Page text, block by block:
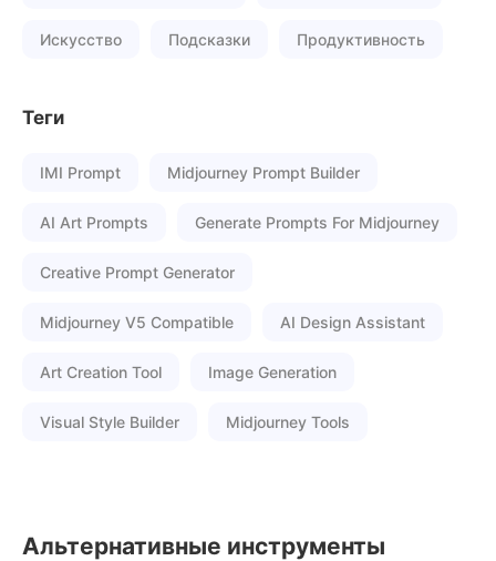
Искусство Подсказки Продуктивность
Теги
IMI Prompt Midjourney Prompt Builder
AI Art Prompts Generate Prompts For Midjourney
Creative Prompt Generator
Midjourney V5 Compatible AI Design Assistant
Art Creation Tool Image Generation
Visual Style Builder Midjourney Tools
Альтернативные инструменты